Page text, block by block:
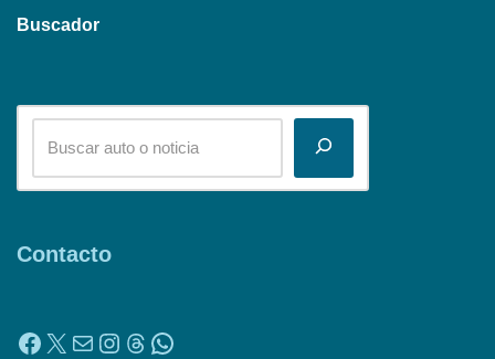
Buscador
Contacto